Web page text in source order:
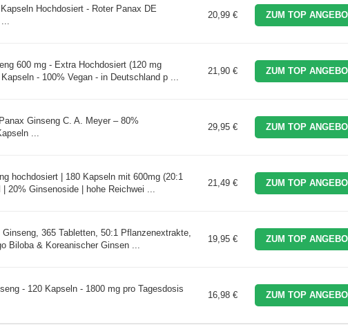
Hochdosiert - Roter Panax DE
20,99 € ZUM TOP
600 mg - Extra Hochdosiert (120 mg
- 100% Vegan - in Deutschland p ...
21,90 € ZUM TOP
Ginseng C. A. Meyer – 80%
...
29,95 € ZUM TOP
hochdosiert | 180 Kapseln mit 600mg (20:1
| 20% Ginsenoside | hohe Reichwei ...
21,49 € ZUM TOP
365 Tabletten, 50:1 Pflanzenextrakte,
Biloba & Koreanischer Ginsen ...
19,95 € ZUM TOP
- 120 Kapseln - 1800 mg pro Tagesdosis
16,98 € ZUM TOP